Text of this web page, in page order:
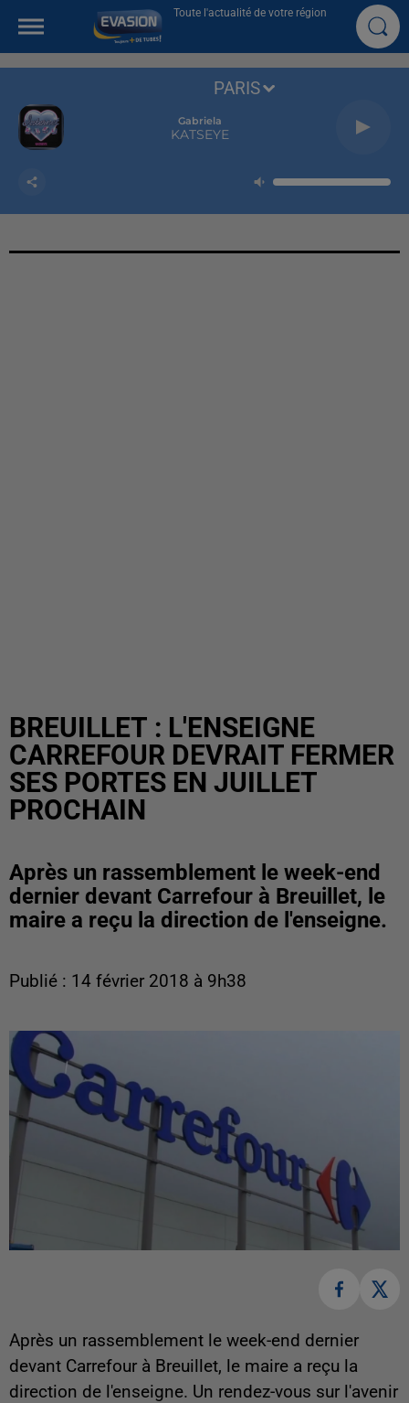
Toute l'actualité de votre région
Gabriela
KATSEYE
PARIS
BREUILLET : L'ENSEIGNE
CARREFOUR DEVRAIT FERMER
SES PORTES EN JUILLET
PROCHAIN
Après un rassemblement le week-end
dernier devant Carrefour à Breuillet, le
maire a reçu la direction de l'enseigne.
Publié : 14 février 2018 à 9h38
Après un rassemblement le week-end dernier
devant Carrefour à Breuillet, le maire a reçu la
direction de l'enseigne. Un rendez-vous sur l'avenir